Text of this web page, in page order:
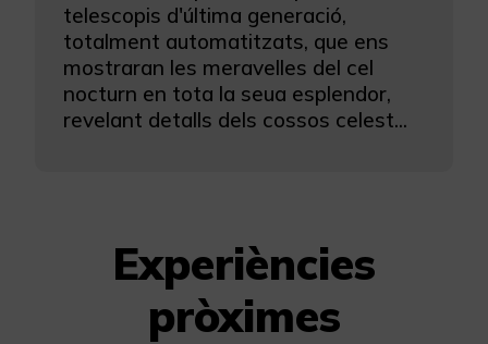
telescopis d'última generació,
totalment automatitzats, que ens
mostraran les meravelles del cel
nocturn en tota la seua esplendor,
revelant detalls dels cossos celest...
Experiències
pròximes